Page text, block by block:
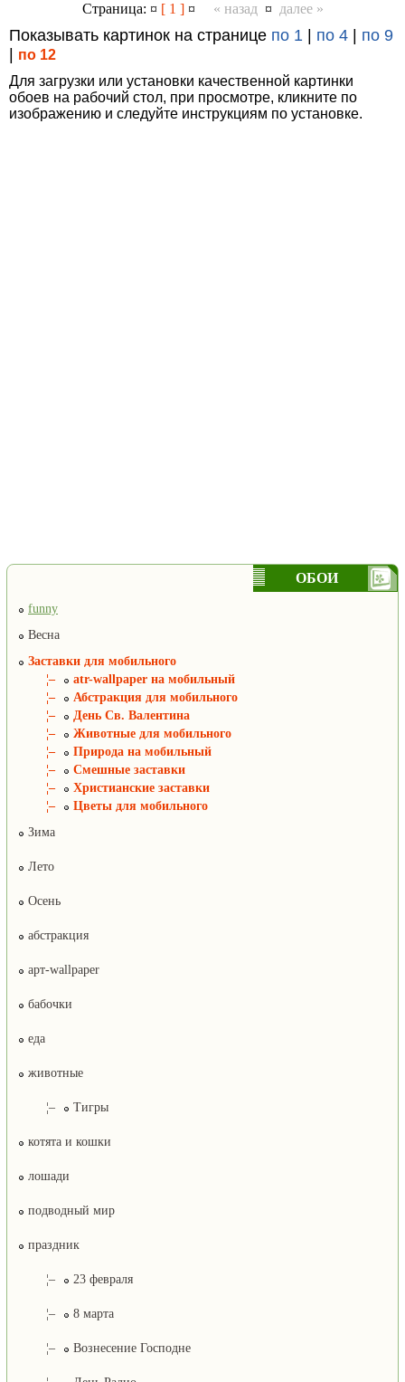
Страница: ¤ [ 1 ]¤ « назад ¤ далее »
Показывать картинок на странице по 1 по 4
по 9
по 12
Для загрузки или установки качественной картинки
обоев на рабочий стол, при просмотре, кликните по
изображению и следуйте инструкциям по установке.
ОБОИ
funny
Весна
Заставки для мобильного
¦–
atr-wallpaper на мобильный
¦–
Абстракция для мобильного
¦–
День Св. Валентина
¦–
Животные для мобильного
¦–
Природа на мобильный
¦–
Смешные заставки
¦–
Христианские заставки
¦–
Цветы для мобильного
Зима
Лето
Осень
абстракция
арт-wallpaper
бабочки
еда
животные
¦– Тигры
котята и кошки
лошади
подводный мир
праздник
¦– 23 февраля
¦– 8 марта
¦– Вознесение Господне